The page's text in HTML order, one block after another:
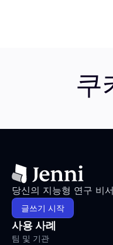
쿠
당신의 지능형 연구 비
글쓰기 시작
사용 사례
팀 및 기관